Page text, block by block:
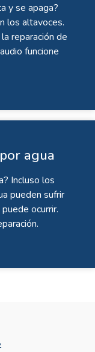
y se apaga?
los altavoces.
reparación de
funcione
agua
Incluso los
pueden sufrir
ocurrir.